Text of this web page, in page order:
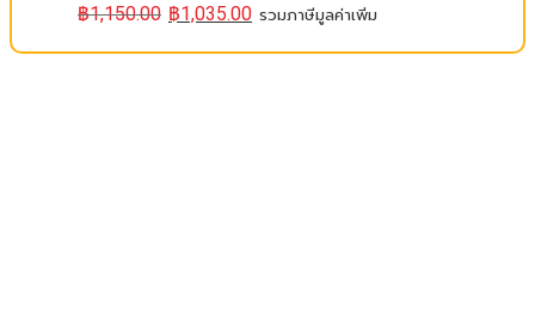
฿1,150.00 ฿1,035.00 รวมภาษีมูลค่าเพิ่ม